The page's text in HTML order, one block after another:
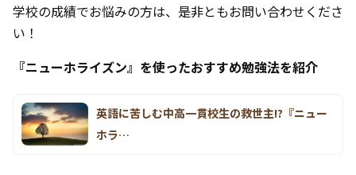
学校の成績でお悩みの方は、是非ともお問い合わせくださ
い！
『ニューホライズン』を使ったおすすめ勉強法を紹介
英語に苦しむ中高一貫校生の救世主!?『ニュー
ホラ…